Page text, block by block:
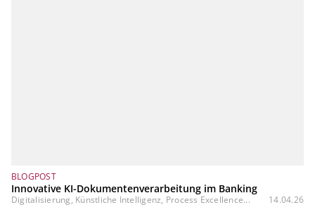
BLOGPOST
Innovative KI-Dokumentenverarbeitung im Banking
Digitalisierung, Künstliche Intelligenz, Process Excellence... 14.04.26